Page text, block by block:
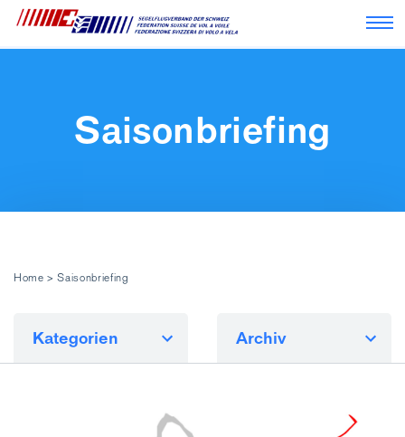
Saisonbriefing
Home >Saisonbriefing
Kategorien Archiv